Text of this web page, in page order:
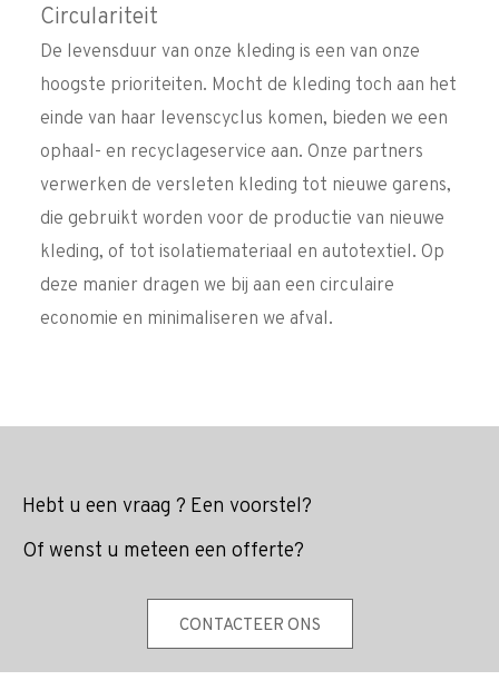
Circulariteit
De levensduur van onze kleding is een van onze
hoogste prioriteiten. Mocht de kleding toch aan het
einde van haar levenscyclus komen, bieden we een
ophaal- en recyclageservice aan. Onze partners
verwerken de versleten kleding tot nieuwe garens,
die gebruikt worden voor de productie van nieuwe
kleding, of tot isolatiemateriaal en autotextiel. Op
deze manier dragen we bij aan een circulaire
economie en minimaliseren we afval.
Hebt u een vraag ? Een voorstel?
Of wenst u meteen een offerte?
CONTACTEER ONS